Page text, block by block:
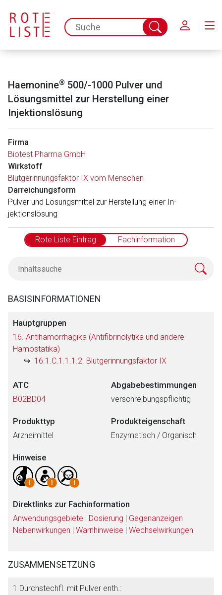
spc.search.input.placeholder
Suche
abschicken
Haemonine® 500/-1000 Pulver und
Lösungsmittel zur Herstellung einer
Injektionslösung
Firma
Biotest Pharma GmbH
Wirkstoff
Blutgerinnungsfaktor IX vom Menschen
Darreichungsform
Pul­ver und Lö­sungs­mit­tel zur Herstellung ei­ner In­
jektionslösung
Rote Liste Eintrag Fachinformation
BASISINFORMATIONEN
Hauptgruppen
16. Antihämorrhagika (Antifibrinolytika und andere
Hämostatika)
16.1.C.1.1.1.2. Blutgerinnungsfaktor IX
ATC
B02BD04
Abgabebestimmungen
verschreibungspflichtig
Produkttyp
Arzneimittel
Produkteigenschaft
Enzymatisch / Organisch
Hinweise
Direktlinks zur Fachinformation
Anwendungsgebiete | Dosierung | Gegenanzeigen
Nebenwirkungen | Warnhinweise | Wechselwirkungen
ZUSAMMENSETZUNG
1 Durchstechfl. mit Pulver enth.: